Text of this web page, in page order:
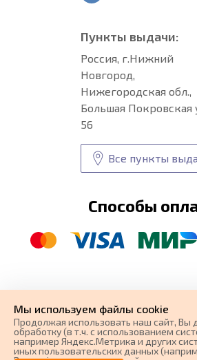
Пункты выдачи:
Россия, г.Нижний
Новгород,
Нижегородская обл.,
Большая Покровская
56
Все пункты
Способы
автоковрики
разработка и
поисковое продвижение сайта
Мы используем файлы cookie
Продолжая использовать наш cайт, Вы
обработку (в т.ч. с использованием
например Яндекс.Метрика и других
иных пользовательских данных